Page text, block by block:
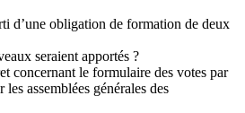
d’une obligation de formation de deux
seraient apportés ?
concernant le formulaire des votes par
assemblées générales des